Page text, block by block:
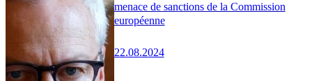
menace de sanctions de la Commission
européenne
22.08.2024